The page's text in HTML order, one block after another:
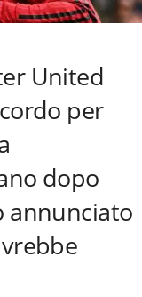
United
per
dopo
annunciato